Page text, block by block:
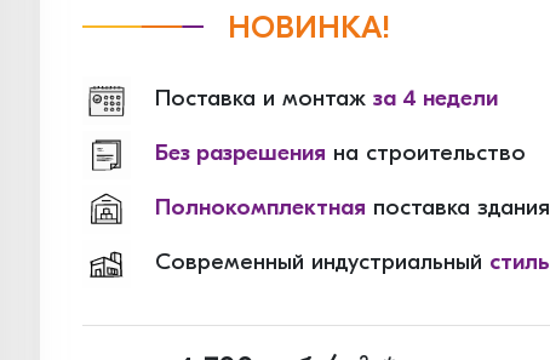
НОВИНКА!
Поставка и монтаж за 4 недели
Без разрешения на строительство
Полнокомплектная поставка здания
Современный индустриальный стиль